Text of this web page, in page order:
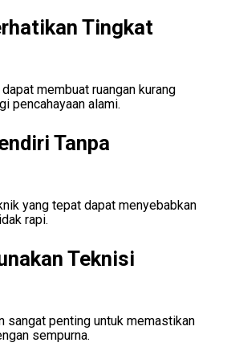
Tingkat
membuat ruangan kurang
pencahayaan alami.
Tanpa
yang tepat dapat menyebabkan
rapi.
Teknisi
sangat penting untuk memastikan
sempurna.